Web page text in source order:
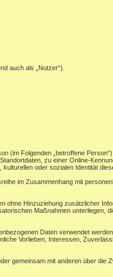
auch als „Nutzer“).
(im Folgenden „betroffene
zu einer Online-
oder sozialen Identität
im Zusammenhang mit
ohne Hinzuziehung zusätzlicher
Maßnahmen unterliegen,
Daten verwendet
Vorlieben, Interessen,
gemeinsam mit anderen über